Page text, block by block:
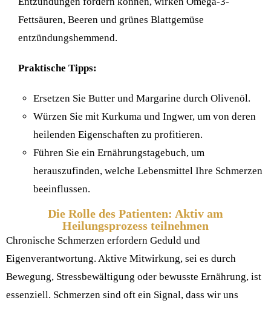
Fettsäuren, Beeren und grünes Blattgemüse
entzündungshemmend.
Praktische Tipps:
Ersetzen Sie Butter und Margarine durch Olivenöl.
Würzen Sie mit Kurkuma und Ingwer, um von deren
heilenden Eigenschaften zu profitieren.
Führen Sie ein Ernährungstagebuch, um
herauszufinden, welche Lebensmittel Ihre Schmerzen
beeinflussen.
Die Rolle des Patienten: Aktiv am
Heilungsprozess teilnehmen
Chronische Schmerzen erfordern Geduld und
Eigenverantwortung. Aktive Mitwirkung, sei es durch
Bewegung, Stressbewältigung oder bewusste Ernährung, ist
essenziell. Schmerzen sind oft ein Signal, dass wir uns